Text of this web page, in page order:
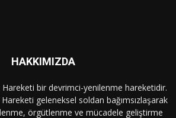
HAKKIMIZDA
Hareketi bir devrimci-yenilenme hareketidir.
geleneksel soldan bağımsızlaşarak
örgütlenme ve mücadele geliştirme